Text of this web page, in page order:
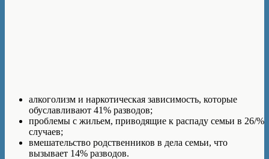
алкоголизм и наркотическая зависимость, которые
обуславливают 41% разводов;
проблемы с жильем, приводящие к распаду семьи в 26/%
случаев;
вмешательство родственников в дела семьи, что
вызывает 14% разводов.